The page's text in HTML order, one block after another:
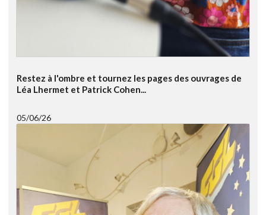
Restez à l'ombre et tournez les pages des ouvrages de
Léa Lhermet et Patrick Cohen...
05/06/26